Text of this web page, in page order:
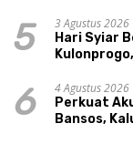
5
3 Agustus 2026
Hari Syiar
6
4 Agustus 2026
Perkuat
Bansos,